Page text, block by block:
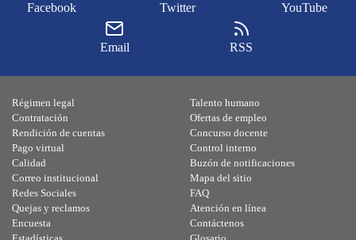
Facebook Twitter YouTube
Email RSS
Régimen legal
Contratación
Rendición de cuentas
Pago virtual
Calidad
Talento humano
Ofertas de empleo
Concurso docente
Control interno
Buzón de notificaciones
Correo institucional
Redes Sociales
Quejas y reclamos
Encuesta
Mapa del sitio
FAQ
Atención en línea
Contáctenos